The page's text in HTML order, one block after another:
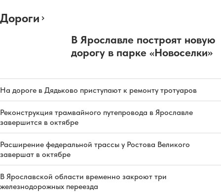
Дороги
В Ярославле построят новую
дорогу в парке «Новоселки»
На дороге в Дядьково приступают к ремонту тротуаров
Реконструкция трамвайного путепровода в Ярославле
завершится в октябре
Расширение федеральной трассы у Ростова Великого
завершат в октябре
В Ярославской области временно закроют три
железнодорожных переезда